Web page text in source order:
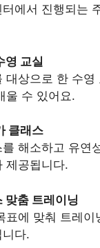
에서 진행되는
영 교실
대상으로 한 수영
울 수 있어요.
클래스
를 해소하고 유연
제공됩니다.
맞춤 트레이닝
표에 맞춰 트레이
다.